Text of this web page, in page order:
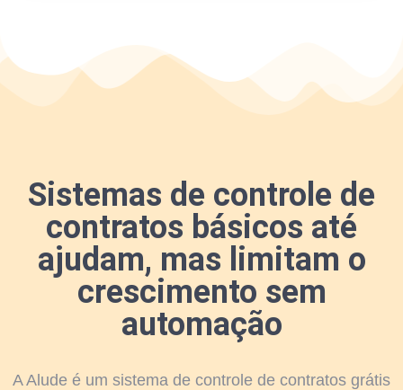
Sistemas de controle de
contratos básicos até
ajudam, mas limitam o
crescimento sem
automação
A Alude é um sistema de controle de contratos grátis